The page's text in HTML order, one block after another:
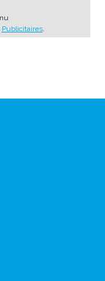
Publicitaires.